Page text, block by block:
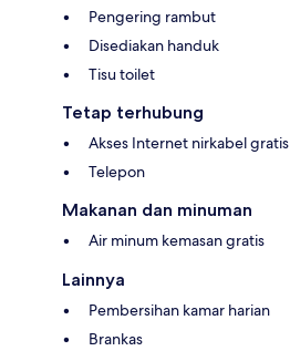
Pengering rambut
Disediakan handuk
Tisu toilet
Tetap terhubung
Akses Internet nirkabel gratis
Telepon
Makanan dan minuman
Air minum kemasan gratis
Lainnya
Pembersihan kamar harian
Brankas